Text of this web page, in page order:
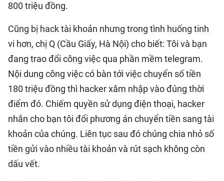
800 triệu đồng.
Cũng bị hack tài khoản nhưng trong tình huống tinh
vi hơn, chị Q (Cầu Giấy, Hà Nội) cho biết: Tôi và bạn
đang trao đổi công việc qua phần mềm telegram.
Nội dung công việc có bàn tới việc chuyển số tiền
180 triệu đồng thì hacker xâm nhập vào đúng thời
điểm đó. Chiếm quyền sử dụng điện thoại, hacker
nhắn cho bạn tôi đổi phương án chuyển tiền sang tài
khoản của chúng. Liên tục sau đó chúng chia nhỏ số
tiền gửi vào nhiều tài khoản và rút sạch không còn
dấu vết.